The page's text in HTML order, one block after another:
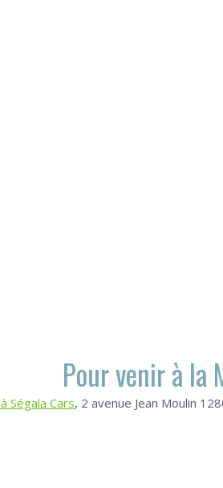
Pour venir à la
Ségala Cars, 2 avenue Jean Moulin